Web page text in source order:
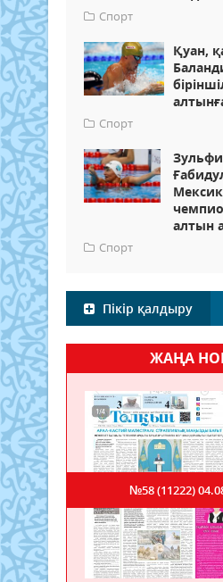
Спорт
Қуан,
Спорт
алтын
Спорт
Пікір қалдыру
ЖАҢА
№58 (11222)